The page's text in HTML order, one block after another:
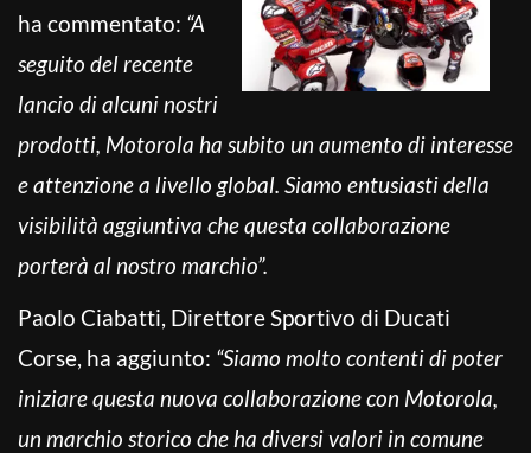
ha commentato: “A
seguito del recente
lancio di alcuni nostri
prodotti, Motorola ha subito un aumento di interesse
e attenzione a livello global. Siamo entusiasti della
visibilità aggiuntiva che questa collaborazione
porterà al nostro marchio”.
Paolo Ciabatti, Direttore Sportivo di Ducati
Corse, ha aggiunto: “Siamo molto contenti di poter
iniziare questa nuova collaborazione con Motorola,
un marchio storico che ha diversi valori in comune